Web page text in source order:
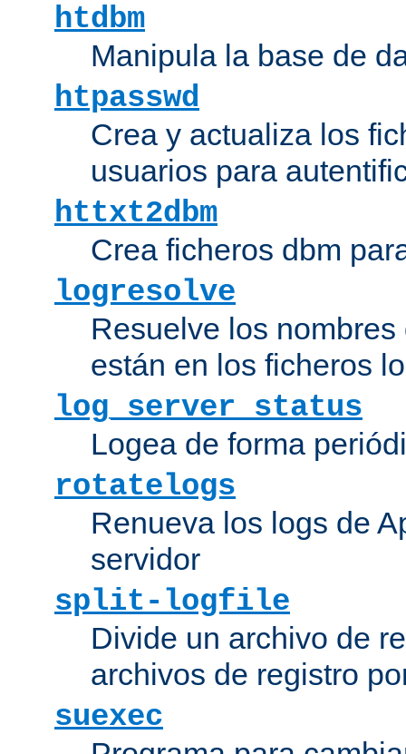
htdbm
Manipula la base de
htpasswd
Crea y actualiza los
usuarios para
httxt2dbm
Crea ficheros dbm
logresolve
Resuelve los
están en los ficheros
log_server_status
Logea de forma
rotatelogs
Renueva los logs de
servidor
split-logfile
Divide un archivo de
archivos de registro
suexec